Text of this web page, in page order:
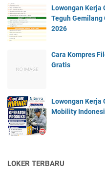
Lowongan Kerja
Teguh Gemilang
2026
Cara Kompres
Gratis
Lowongan Kerja
Mobility
LOKER TERBARU